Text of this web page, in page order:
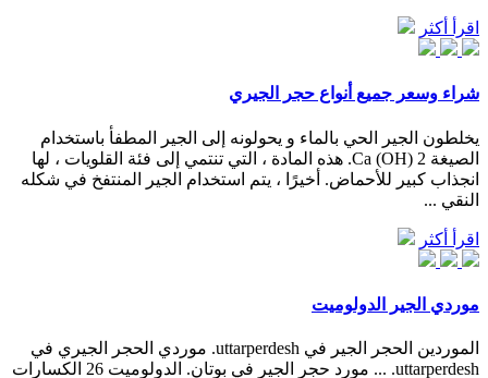
اقرأ أكثر
شراء وسعر جميع أنواع حجر الجيري
يخلطون الجير الحي بالماء و يحولونه إلى الجير المطفأ باستخدام
الصيغة Ca (OH) 2. هذه المادة ، التي تنتمي إلى فئة القلويات ، لها
انجذاب كبير للأحماض. أخيرًا ، يتم استخدام الجير المنتفخ في شكله
النقي ...
اقرأ أكثر
موردي الجير الدولوميت
الموردين الحجر الجير في uttarperdesh. موردي الحجر الجيري في
uttarperdesh. ... مورد حجر الجير في بوتان. الدولوميت 26 الكسارات